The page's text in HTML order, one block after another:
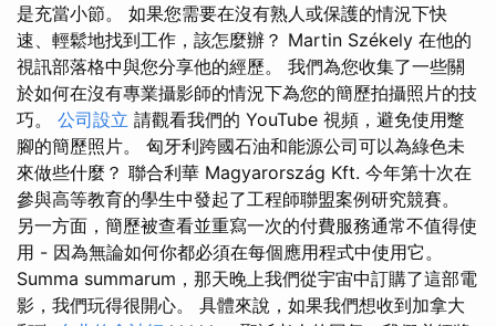
是充當小節。 如果您需要在沒有熟人或保護的情況下快
速、輕鬆地找到工作，該怎麼辦？ Martin Székely 在他的
視訊部落格中與您分享他的經歷。 我們為您收集了一些關
於如何在沒有專業攝影師的情況下為您的簡歷拍攝照片的技
巧。 公司設立 請觀看我們的 YouTube 視頻，避免使用蹩
腳的簡歷照片。 匈牙利跨國石油和能源公司可以為綠色未
來做些什麼？ 聯合利華 Magyarország Kft. 今年第十次在
參與高等教育的學生中發起了工程師聯盟案例研究競賽。
另一方面，簡歷被查看並重寫一次的付費服務通常不值得使
用 - 因為無論如何你都必須在每個應用程式中使用它。
Summa summarum，那天晚上我們從宇宙中訂購了這部電
影，我們玩得很開心。 具體來說，如果我們想收到加拿大